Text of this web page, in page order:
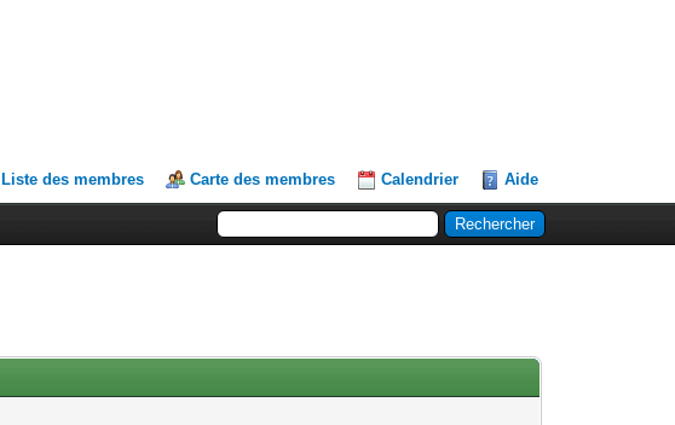
Liste des membres Carte des membres Calendrier Aide